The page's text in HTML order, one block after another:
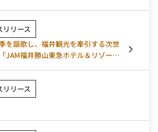
リリース
を謳歌し、福井観光を牽引する次世
JAM福井勝山東急ホテル＆リゾー
リリース